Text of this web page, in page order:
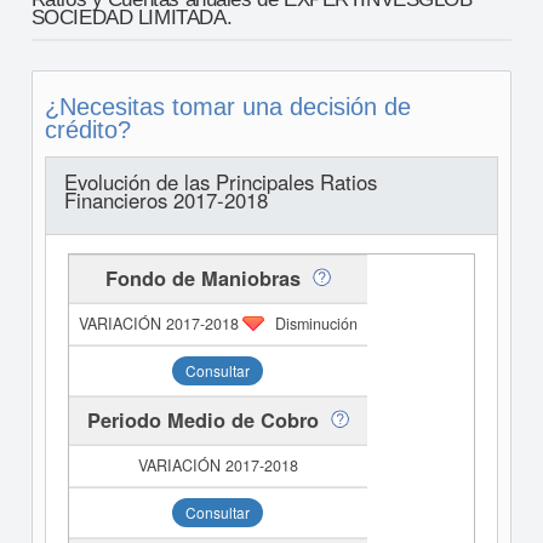
SOCIEDAD LIMITADA.
¿Necesitas tomar una decisión de
crédito?
Evolución de las Principales Ratios
Financieros 2017-2018
Fondo de Maniobras
Disminución
Consultar
Periodo Medio de Cobro
Consultar